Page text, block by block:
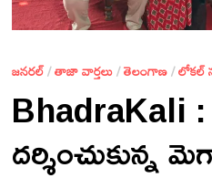
జనరల్/తాజా వార్తలు/తెలంగాణ/లోకల్
BhadraKali
దర్శించుకున్న